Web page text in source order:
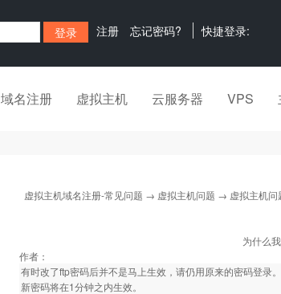
注册 忘记密码? 快捷登录:
域名注册 虚拟主机 云服务器 VPS
虚拟主机域名注册-常见问题 → 虚拟主机问题 → 虚拟主机问
为什么
作者：
有时改了ftp密码后并不是马上生效，请仍用原来的密码登录。
新密码将在1分钟之内生效。